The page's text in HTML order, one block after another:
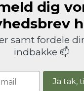
dig
samt fordele
indbakke 📫
Ja tak,